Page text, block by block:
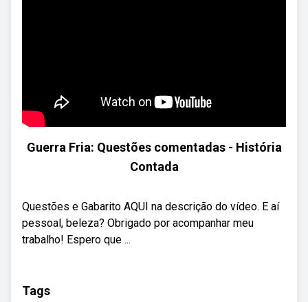
Guerra Fria: Questões comentadas - História
Contada
Questões e Gabarito AQUI na descrição do vídeo. E aí
pessoal, beleza? Obrigado por acompanhar meu
trabalho! Espero que ...
Tags